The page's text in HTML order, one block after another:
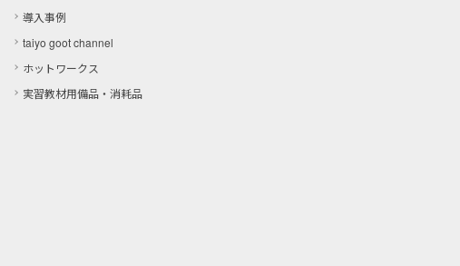
導入事例
taiyo goot channel
ホットワークス
実習教材用備品・消耗品